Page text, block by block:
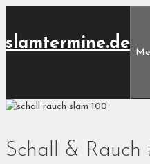
springen
slamtermine.de
Schall & Rauch